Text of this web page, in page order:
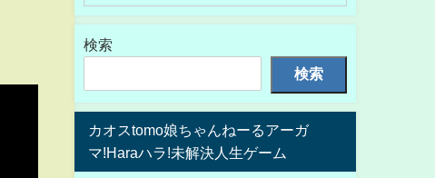
検索
検索
カオスtomo娘ちゃんねーるアーガ
マ!Haraハラ!未解決人生ゲーム